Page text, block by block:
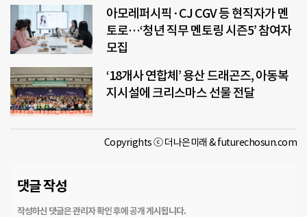
아모레퍼시픽·CJ CGV 등 현직자가 멘
토로…‘청년 직무 멘토링 시즌5’ 참여자
모집
‘18개사 연합체’ 용산 드래곤즈, 아동복
지시설에 크리스마스 선물 전달
Copyrights ⓒ 더나은미래 & futurechosun.com
댓글 작성